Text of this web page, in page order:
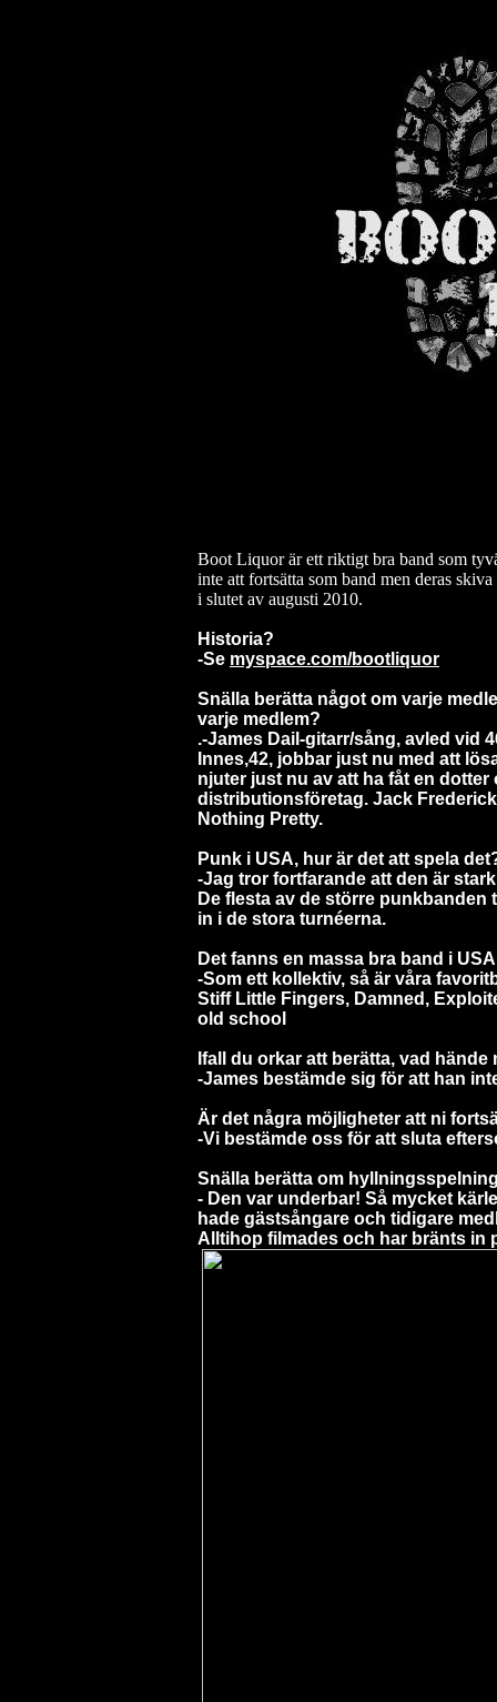
Boot Liquor är ett riktigt bra band som
inte att fortsätta som band men deras
i slutet av augusti 2010.
Historia?
-Se myspace.com/bootliquor
Snälla berätta något om varje
varje medlem?
.-James Dail-gitarr/sång, avled vid
Innes,42, jobbar just nu med att
njuter just nu av att ha fåt en
distributionsföretag. Jack
Nothing Pretty.
Punk i USA, hur är det att spela
-Jag tror fortfarande att den är
De flesta av de större
in i de stora turnéerna.
Det fanns en massa bra band i
-Som ett kollektiv, så är våra
Stiff Little Fingers, Damned,
old school
Ifall du orkar att berätta, vad hände
-James bestämde sig för att han
Är det några möjligheter att ni
-Vi bestämde oss för att sluta
Snälla berätta om
- Den var underbar! Så mycket
hade gästsångare och tidigare
Alltihop filmades och har bränts in